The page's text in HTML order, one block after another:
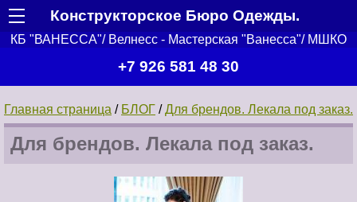
Конструкторское Бюро Одежды.
КБ "ВАНЕССА"/ Велнесс - Мастерская "Ванесса"/ МШКО
+7 926 581 48 30
Главная страница / БЛОГ /Для брендов. Лекала под заказ.
Для брендов. Лекала под заказ.